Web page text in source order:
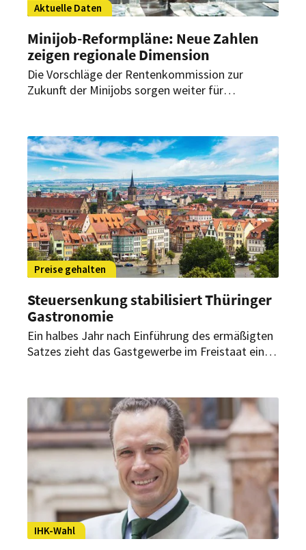
Aktuelle Daten
Minijob-Reformpläne: Neue Zahlen
zeigen regionale Dimension
Die Vorschläge der Rentenkommission zur
Zukunft der Minijobs sorgen weiter für
Dimension einer möglichen Reform –
insbesondere für das Gastgewerbe.
Preise gehalten
Steuersenkung stabilisiert Thüringer
Gastronomie
Ein halbes Jahr nach Einführung des ermäßigten
Satzes zieht das Gastgewerbe im Freistaat eine
bewahren.
IHK-Wahl